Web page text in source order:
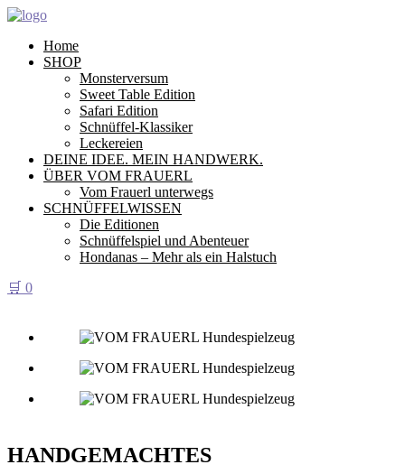
Home
SHOP
Monsterversum
Sweet Table Edition
Safari Edition
Schnüffel-Klassiker
Leckereien
DEINE IDEE. MEIN HANDWERK.
ÜBER VOM FRAUERL
Vom Frauerl unterwegs
SCHNÜFFELWISSEN
Die Editionen
Schnüffelspiel und Abenteuer
Hondanas – Mehr als ein Halstuch
🛒 0
HANDGEMACHTES